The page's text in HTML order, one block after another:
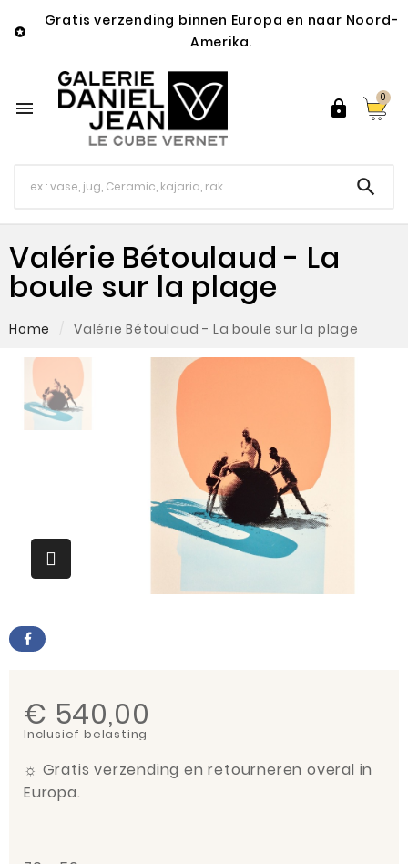

Gratis verzending binnen Europa en naar Noord-
Amerika.
 
0

Valérie Bétoulaud - La
boule sur la plage
Home Valérie Bétoulaud - La boule sur la plage
€ 540,00
Inclusief belasting
☼ Gratis verzending en retourneren overal in
Europa.